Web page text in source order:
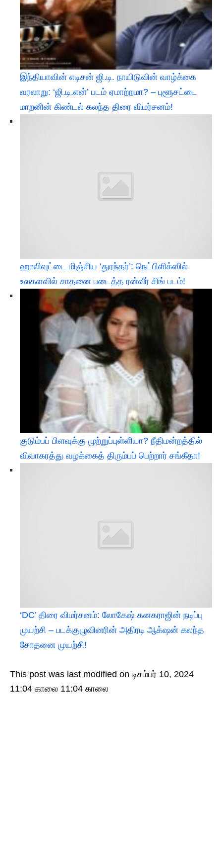
இந்தியாவின் எடிசன் ஜி.டி. நாயிடுவின் வாழ்க்கை
வரலாறு: ‘ஜி.டி.என்’ படம் ஏமாற்றமா? – புளூசட்டை
மாறனின் கிண்டல் கலந்த திரை விமர்சனம்!
ஹாலிவுட்டை மிஞ்சிய ‘துரந்தர்’: நெட்பிளிக்ஸில்
உலகளவில் சாதனை படைத்த ரன்வீர் சிங் படம்!
குடும்பப் பிளவுக்கு முற்றுப்புள்ளியா? நீதிமன்றத்தில்
விவாகரத்து வழக்கைத் திரும்பப் பெற்றார் சங்கீதா!
‘DC’ திரை விமர்சனம்: லோகேஷ் கனகராஜின் நடிப்பு
முயற்சி – படக்குழுவினரின் அதிரடி ஆக்‌ஷன் கலந்த
சோதனை முயற்சி!
This post was last modified on டிசம்பர் 10, 2024
11:04 காலை 11:04 காலை